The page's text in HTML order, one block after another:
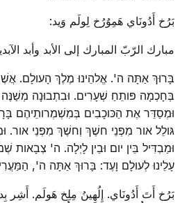
بَرُخ أَدُونَاي هَمِوُرُخ لِولَم وَيد:
مبارك الرّبّ المبارك إلى الأبد وأبد
בָּרוּךְ אַתָּה ה'. אֱלהֵינוּ מֶלֶךְ הָעולָם.
בְּחָכְמָה פּותֵחַ שְׁעָרִים. וּבִתְבוּנָה מְשַׁנֶּה
וּמְסַדֵּר אֶת הַכּוכָבִים בְּמִשְׁמְרותֵיהֶם
גּולֵל אור מִפְּנֵי חשֶׁךְ וְחשֶׁךְ מִפְּנֵי אור.
וּמַבְדִּיל בֵּין יום וּבֵין לָיְלָה. ה' צְבָאות
עָלֵינוּ לְעולָם וָעֶד: בָּרוּךְ אַתָּה ה',
بَرُخ أَتَ أَدُونَاي. إِلُهِينُ مِلِخ هَولَم. أَشِر